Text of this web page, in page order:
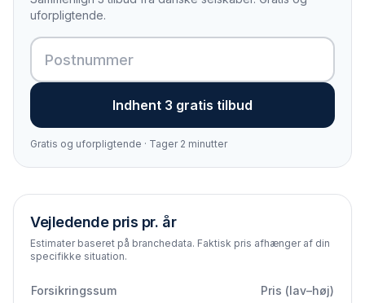
uforpligtende.
Indhent 3 gratis tilbud
Gratis og uforpligtende · Tager 2 minutter
Vejledende pris pr. år
Estimater baseret på branchedata. Faktisk pris afhænger af din
specifikke situation.
Forsikringssum Pris (lav–høj)